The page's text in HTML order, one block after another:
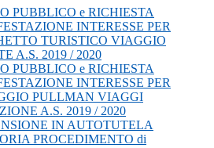
PUBBLICO e RICHIESTA
INTERESSE PER
TURISTICO VIAGGIO
A.S. 2019 / 2020
PUBBLICO e RICHIESTA
INTERESSE PER
PULLMAN VIAGGI
A.S. 2019 / 2020
IN AUTOTUTELA
PROCEDIMENTO di